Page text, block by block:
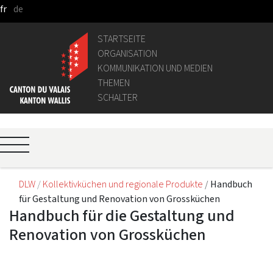
Zum Hauptinhalt springen
fr de
STARTSEITE
ORGANISATION
KOMMUNIKATION UND MEDIEN
THEMEN
SCHALTER
DLW Kollektivküchen und regionale Produkte
Handbuch
für Gestaltung und Renovation von Grossküchen
Handbuch für die Gestaltung und
Renovation von Grossküchen